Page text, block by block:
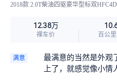
2018款 2.0T柴油四驱豪华型标双
12.38万
裸车价 百公
满意
最满意的当然是外观
上了，就感觉像小情